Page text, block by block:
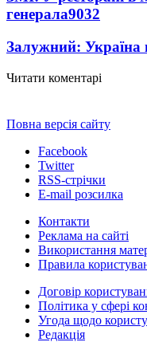
генерала9032
Залужний: Україна
Читати коментарі
Повна версія сайту
Facebook
Twitter
RSS-стрічки
E-mail розсилка
Контакти
Реклама на сайті
Використання
Правила
Договір
Політика у сфері
Угода щодо
Редакція